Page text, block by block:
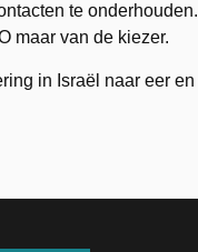
te
maar van de kiezer.
in Israël naar eer